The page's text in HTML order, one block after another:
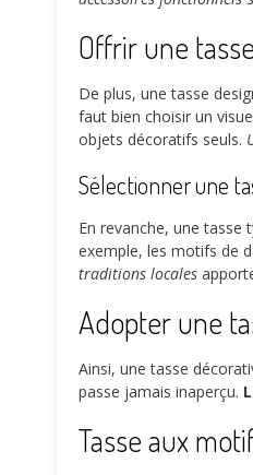
Offrir une
De plus, une tasse
faut bien choisir un
objets décoratifs seuls.
Sélectionner une
En revanche, une tasse
exemple, les motifs de
traditions locales
Adopter une
Ainsi, une tasse
passe jamais inaperçu.
Tasse aux